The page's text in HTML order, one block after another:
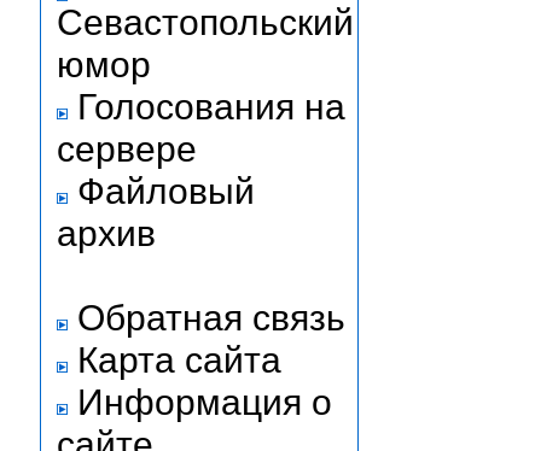
Севастопольский
юмор
Голосования на
сервере
Файловый
архив
Обратная связь
Карта сайта
Информация о